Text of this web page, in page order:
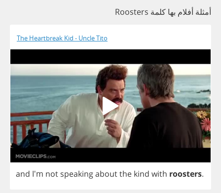
أمثلة أفلام بها كلمة Roosters
The Heartbreak Kid - Uncle Tito
and I'm not speakingaboutthe kind with roosters.